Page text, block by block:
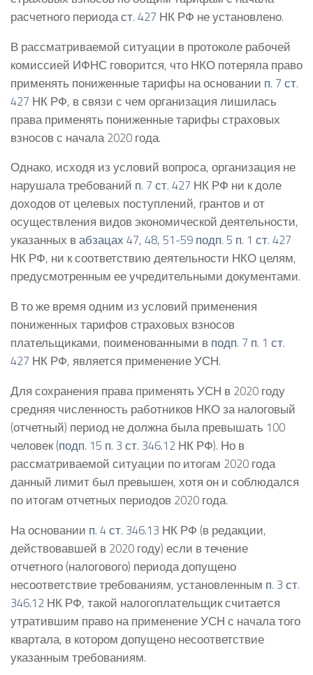
расчетного периодаст. 427 НК РФ не установлено.
В рассматриваемой ситуации в протоколе рабочей
комиссией ИФНС говорится, что НКО потеряла право
применять пониженные тарифы на основании п. 7 ст.
427 НК РФ, в связи с чем организация лишилась
права применять пониженные тарифы страховых
взносов с начала 2020 года.
Однако, исходя из условий вопроса, организация не
нарушала требований п. 7 ст. 427 НК РФ ни к доле
доходов от целевых поступлений, грантов и от
осуществления видов экономической деятельности,
указанных вабзацах 47, 48, 51-59 подп. 5 п. 1 ст. 427
НК РФ, ни к соответствию деятельности НКО целям,
предусмотренным ее учредительными документами.
В то же время одним из условий применения
пониженных тарифов страховых взносов
плательщиками, поименованными в подп. 7 п. 1 ст.
427 НК РФ, является применение УСН.
Для сохранения права применять УСН в 2020 году
средняя численность работников НКО за налоговый
(отчетный) период не должна была превышать 100
человек (подп. 15 п. 3 ст. 346.12 НК РФ). Но в
рассматриваемой ситуации по итогам 2020 года
данный лимит был превышен, хотя он и соблюдался
по итогам отчетных периодов 2020 года.
На основании п. 4 ст. 346.13 НК РФ (в редакции,
действовавшей в 2020 году) если в течение
отчетного (налогового) периода допущено
несоответствие требованиям, установленным п. 3 ст.
346.12 НК РФ, такой налогоплательщик считается
утратившим право на применение УСН с начала того
квартала, в котором допущено несоответствие
указанным требованиям.